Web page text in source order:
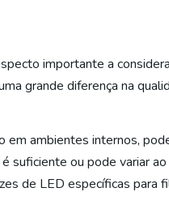
importante a
grande diferença na
em ambientes internos,
suficiente ou pode variar
de LED específicas para